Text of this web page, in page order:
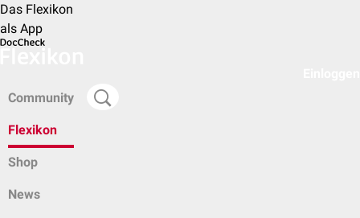
Das Flexikon
als App
Community
Flexikon
Shop
News